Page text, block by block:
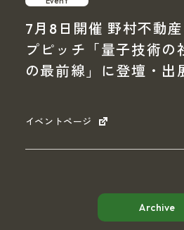
7月8日開催 野村不動
プピッチ「量子技術の
の最前線」に登壇・出
イベントページ
Archive